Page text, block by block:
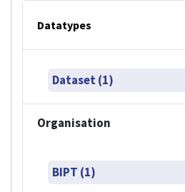
Datatypes
Dataset (1)
Organisation
BIPT (1)